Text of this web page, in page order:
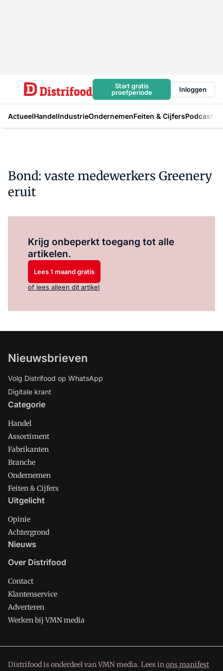
Start gratis
proefperiode
Inloggen
ActueelHandelIndustrieOndernemenFeiten & CijfersPodcast
Bond: vaste medewerkers Greenery
eruit
Krijg onbeperkt toegang tot alle
artikelen.
Lees 1 maand gratis
of lees alleen dit artikel
Nieuwsbrieven
Volg Distrifood op WhatsApp
Digitale krant
Categorie
Handel
Assortiment
Fabrikanten
Branche
Ondernemen
Feiten & Cijfers
Uitgelicht
Opinie
Achtergrond
Nieuws
Over Distrifood
Contact
Klantenservice
Adverteren
Werken bij VMN media
Distrifood is onderdeel van VMN media. Lees inons manifest